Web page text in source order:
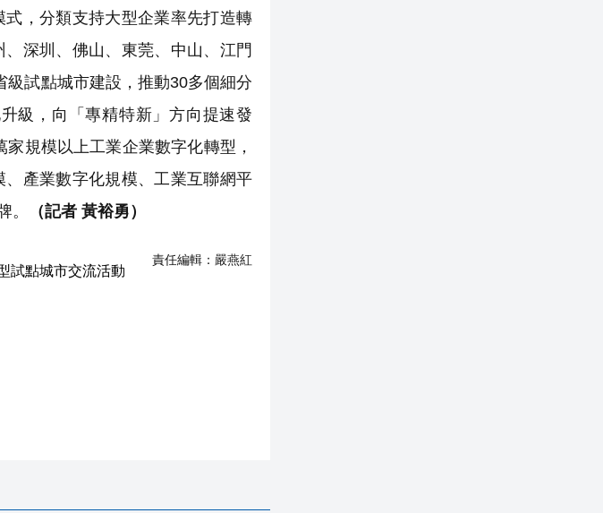
，分類支持大型企業率先打造轉
深圳、佛山、東莞、中山、江門
試點城市建設，推動30多個細分
級，向「專精特新」方向提速發
規模以上工業企業數字化轉型，
產業數字化規模、工業互聯網平
。
（記者 黃裕勇）
責任編輯： 嚴燕紅